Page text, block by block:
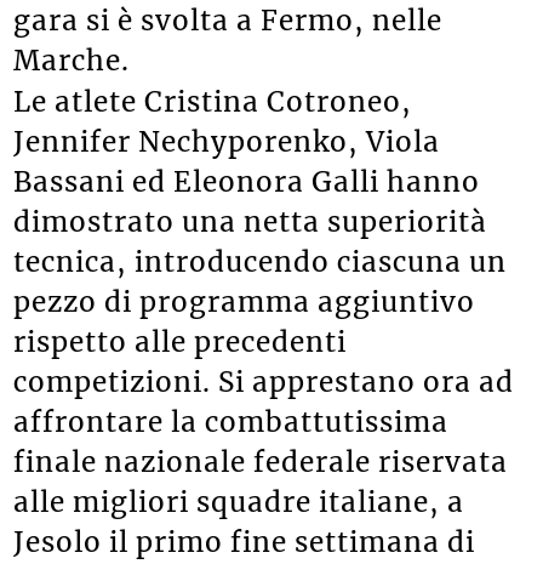
gara si è svolta a Fermo, nelle
Marche.
Le atlete Cristina Cotroneo,
Jennifer Nechyporenko, Viola
Bassani ed Eleonora Galli hanno
dimostrato una netta superiorità
tecnica, introducendo ciascuna un
pezzo di programma aggiuntivo
rispetto alle precedenti
competizioni. Si apprestano ora ad
affrontare la combattutissima
finale nazionale federale riservata
alle migliori squadre italiane, a
Jesolo il primo fine settimana di